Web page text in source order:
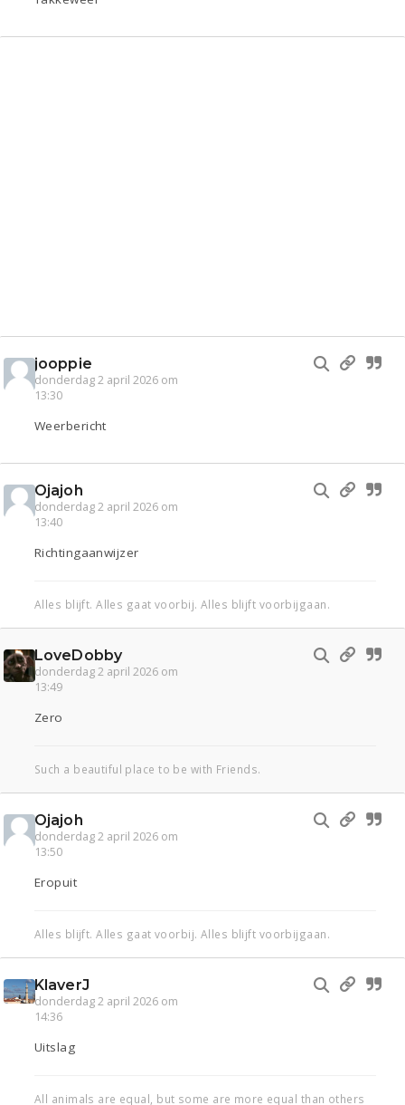
jooppie
donderdag 2 april 2026 om
13:30
Weerbericht
Ojajoh
donderdag 2 april 2026 om
13:40
Richtingaanwijzer
Alles blijft. Alles gaat voorbij. Alles blijft voorbijgaan.
LoveDobby
donderdag 2 april 2026 om
13:49
Zero
Such a beautiful place to be with Friends.
Ojajoh
donderdag 2 april 2026 om
13:50
Eropuit
Alles blijft. Alles gaat voorbij. Alles blijft voorbijgaan.
KlaverJ
donderdag 2 april 2026 om
14:36
Uitslag
All animals are equal, but some are more equal than others